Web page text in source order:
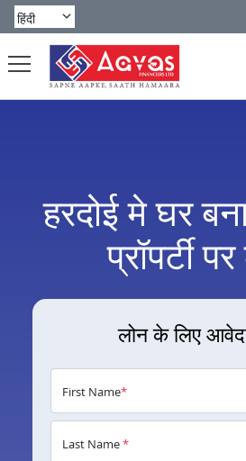
हरदोई मे घर
प्रॉपर्टी
लोन के लिए
First Name*
Last Name*